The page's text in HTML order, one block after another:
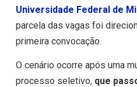
Universidade Federal de
parcela das vagas foi
primeira convocação.
O cenário ocorre após uma
processo seletivo, que